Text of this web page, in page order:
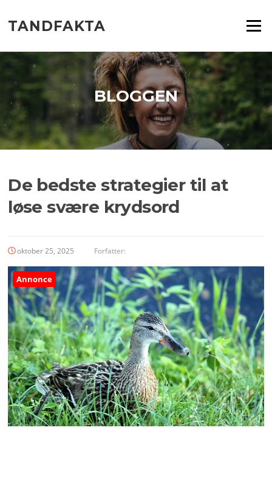
indhold
TANDFAKTA Menu
BLOGGEN
De bedste strategier til at
løse svære krydsord
oktober 25, 2025 Forfatter:
Annonce